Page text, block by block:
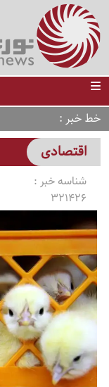
خط خبر
اقتصادی
شناسه خبر :
321426